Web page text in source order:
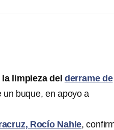
limpieza del derrame de
un buque, en apoyo a
Rocío Nahle,